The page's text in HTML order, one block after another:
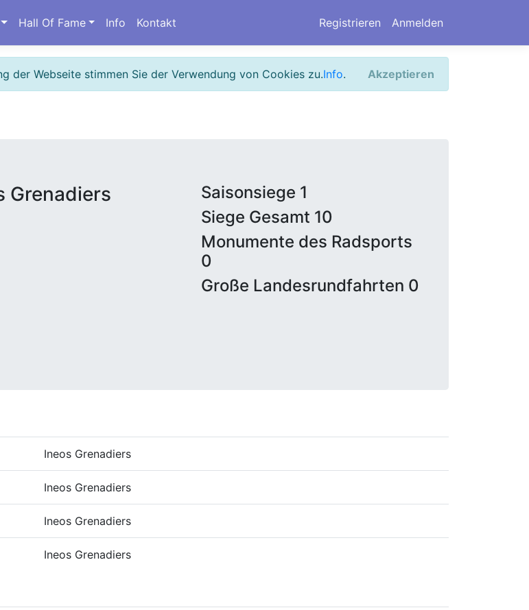
Registrieren Anmelden
Hall Of Fame Info Kontakt
der Webseite stimmen Sie der Verwendung von Cookies zu.Info. Akzeptieren
Grenadiers
Saisonsiege 1
Siege Gesamt 10
Monumente des Radsports
0
Große Landesrundfahrten 0
Ineos Grenadiers
Ineos Grenadiers
Ineos Grenadiers
Ineos Grenadiers